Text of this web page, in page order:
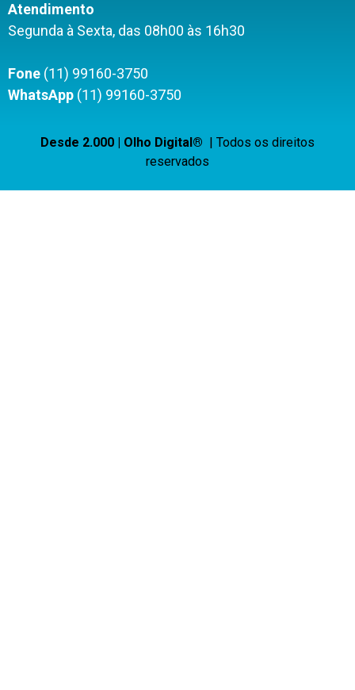
Atendimento
Segunda à Sexta, das 08h00 às 16h30
Fone (11) 99160-3750
WhatsApp (11) 99160-3750
Desde 2.000 | Olho Digital® | Todos os direitos
reservados